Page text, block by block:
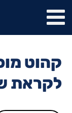
קהוט
לקראת